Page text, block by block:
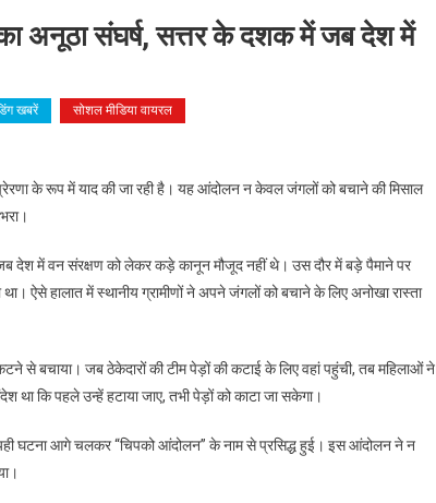
अनूठा संघर्ष, सत्तर के दशक में जब देश में
खबरें सोशल मीडिया वायरल
के रूप में याद की जा रही है। यह आंदोलन न केवल जंगलों को बचाने की मिसाल
में वन संरक्षण को लेकर कड़े कानून मौजूद नहीं थे। उस दौर में बड़े पैमाने पर
ऐसे हालात में स्थानीय ग्रामीणों ने अपने जंगलों को बचाने के लिए अनोखा रास्ता
से बचाया। जब ठेकेदारों की टीम पेड़ों की कटाई के लिए वहां पहुंची, तब महिलाओं ने
था कि पहले उन्हें हटाया जाए, तभी पेड़ों को काटा जा सकेगा।
घटना आगे चलकर “चिपको आंदोलन” के नाम से प्रसिद्ध हुई। इस आंदोलन ने न